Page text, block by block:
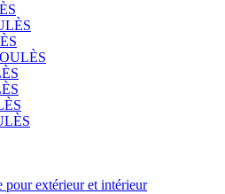
pour extérieur et intérieur